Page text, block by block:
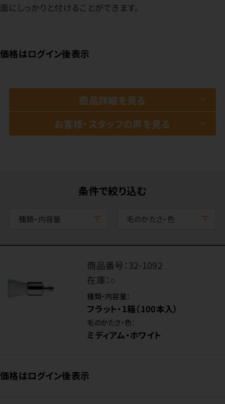
面にしっかりと付けることができます。
価格はログイン後表示
商品詳細を見る
お客様・スタッフの声を見る
条件で絞り込む
種類・内容量 毛のかたさ・色
商品番号：32-1092
在庫：○
種類・内容量：
フラット・1箱（100本入）
毛のかたさ・色：
ミディアム・ホワイト
価格はログイン後表示